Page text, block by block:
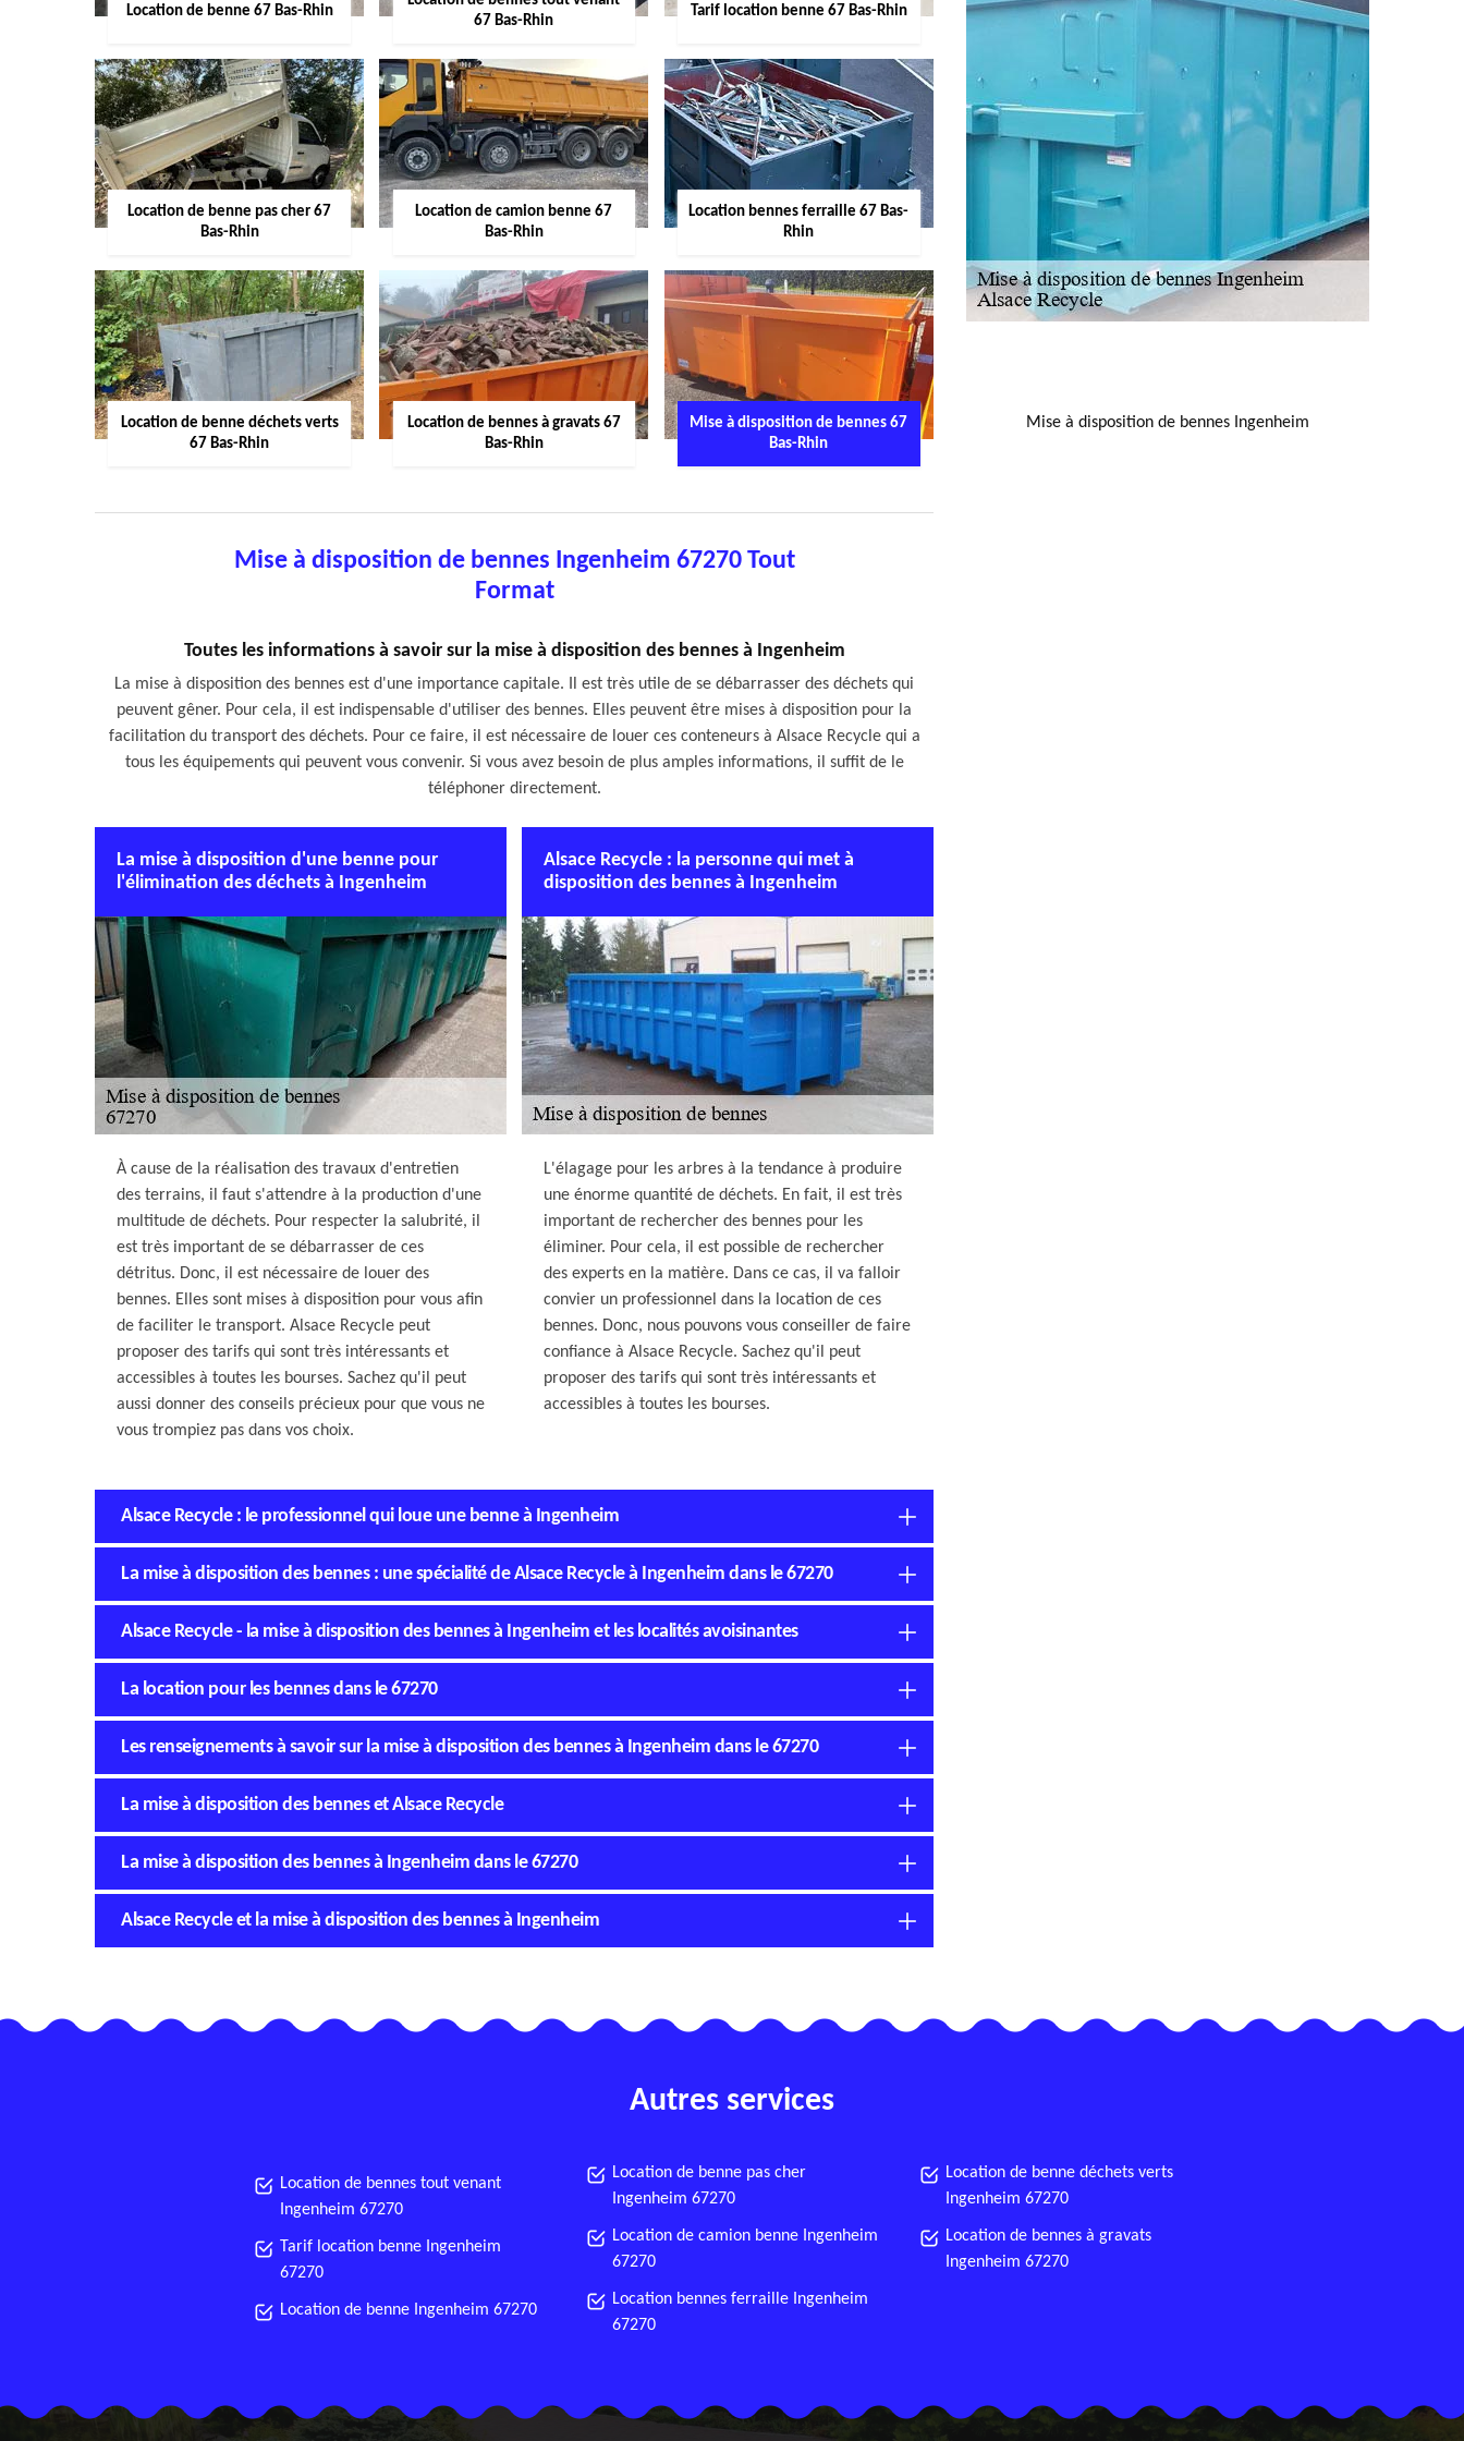
Location de benne 67 Bas-Rhin
67 Bas-Rhin
Tarif location benne 67 Bas-Rhin
Location de benne pas cher 67
Bas-Rhin
Location de camion benne 67
Bas-Rhin
Location bennes ferraille 67 Bas-
Rhin
Location de benne déchets verts
67 Bas-Rhin
Location de bennes à gravats 67
Bas-Rhin
Mise à disposition de bennes 67
Bas-Rhin
Mise à disposition de bennes Ingenheim 67270 Tout
Format
Toutes les informations à savoir sur la mise à disposition des bennes à Ingenheim
La mise à disposition des bennes est d'une importance capitale. Il est très utile de se débarrasser des déchets qui
peuvent gêner. Pour cela, il est indispensable d'utiliser des bennes. Elles peuvent être mises à disposition pour la
facilitation du transport des déchets. Pour ce faire, il est nécessaire de louer ces conteneurs à Alsace Recycle qui a
tous les équipements qui peuvent vous convenir. Si vous avez besoin de plus amples informations, il suffit de le
téléphoner directement.
La mise à disposition d'une benne pour
l'élimination des déchets à Ingenheim
À cause de la réalisation des travaux d'entretien
des terrains, il faut s'attendre à la production d'une
multitude de déchets. Pour respecter la salubrité, il
est très important de se débarrasser de ces
détritus. Donc, il est nécessaire de louer des
bennes. Elles sont mises à disposition pour vous afin
de faciliter le transport. Alsace Recycle peut
proposer des tarifs qui sont très intéressants et
accessibles à toutes les bourses. Sachez qu'il peut
aussi donner des conseils précieux pour que vous ne
vous trompiez pas dans vos choix.
Alsace Recycle : la personne qui met à
disposition des bennes à Ingenheim
L'élagage pour les arbres à la tendance à produire
une énorme quantité de déchets. En fait, il est très
important de rechercher des bennes pour les
éliminer. Pour cela, il est possible de rechercher
des experts en la matière. Dans ce cas, il va falloir
convier un professionnel dans la location de ces
bennes. Donc, nous pouvons vous conseiller de faire
confiance à Alsace Recycle. Sachez qu'il peut
proposer des tarifs qui sont très intéressants et
accessibles à toutes les bourses.
Alsace Recycle : le professionnel qui loue une benne à Ingenheim
La mise à disposition des bennes : une spécialité de Alsace Recycle à Ingenheim dans le 67270
Alsace Recycle - la mise à disposition des bennes à Ingenheim et les localités avoisinantes
La location pour les bennes dans le 67270
Les renseignements à savoir sur la mise à disposition des bennes à Ingenheim dans le 67270
La mise à disposition des bennes et Alsace Recycle
La mise à disposition des bennes à Ingenheim dans le 67270
Alsace Recycle et la mise à disposition des bennes à Ingenheim
Mise à disposition de bennes Ingenheim
Autres services
Location de bennes tout venant
Ingenheim 67270
Tarif location benne Ingenheim
67270
Location de benne Ingenheim 67270
Location de benne pas cher
Ingenheim 67270
Location de camion benne Ingenheim
67270
Location bennes ferraille Ingenheim
67270
Location de benne déchets verts
Ingenheim 67270
Location de bennes à gravats
Ingenheim 67270